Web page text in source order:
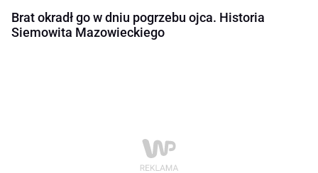
Brat okradł go w dniu pogrzebu ojca. Historia
Siemowita Mazowieckiego